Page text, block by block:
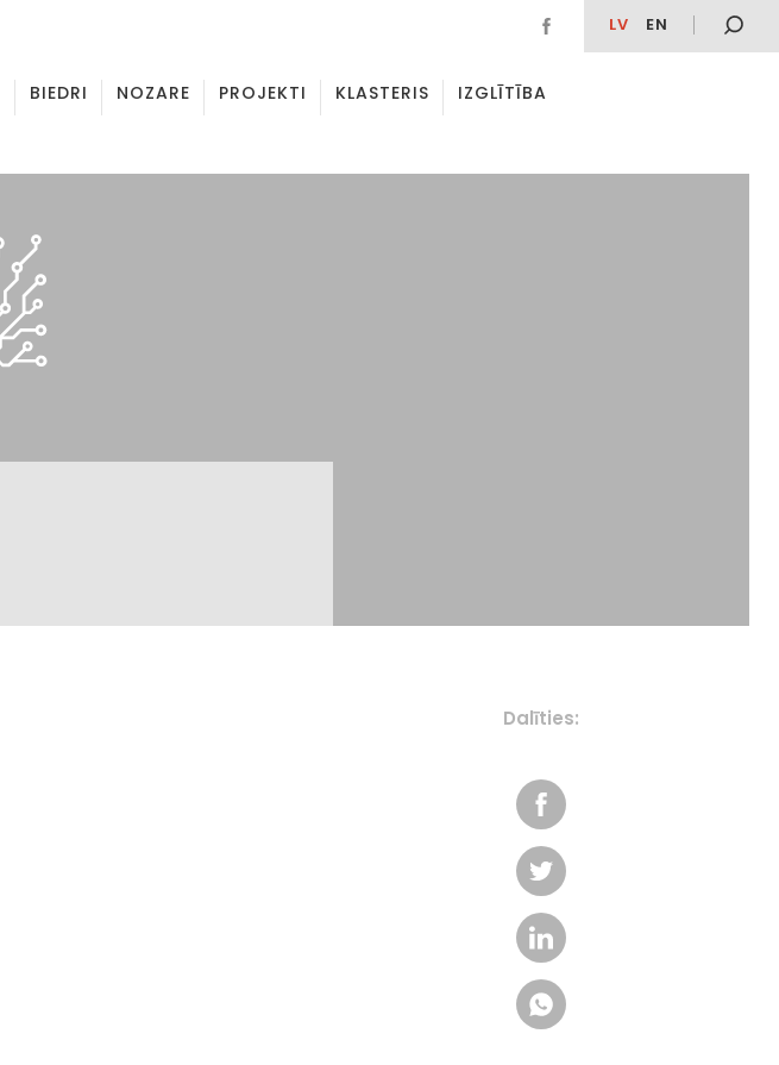
LV EN
BIEDRI NOZARE PROJEKTI KLASTERIS IZGLĪTĪBA
Dalīties: